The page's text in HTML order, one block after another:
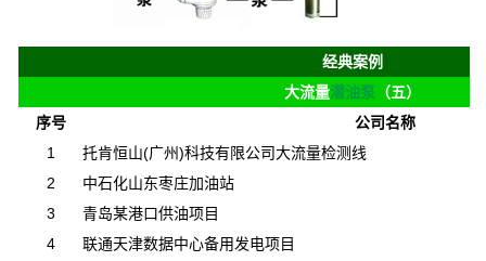
经典案例
大流量潜油泵 （五）
序号
公司名称
1
托肯恒山(广州)科技有限公司大流量检测线
2
中石化山东枣庄加油站
3
青岛某港口供油项目
4
联通天津数据中心备用发电项目